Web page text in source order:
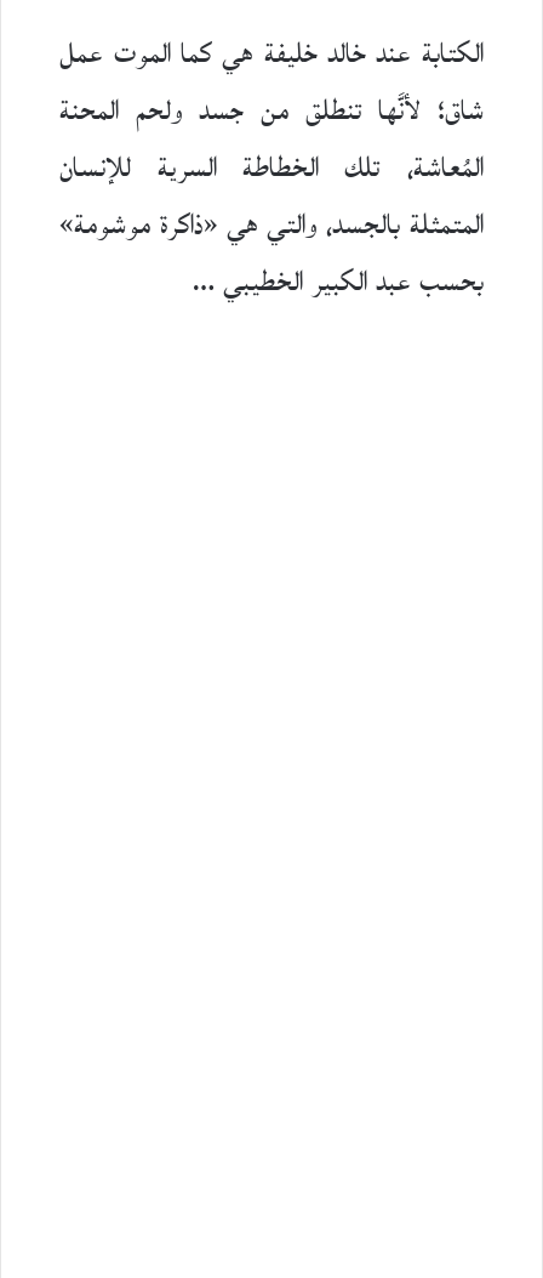
الكتابة عند خالد خليفة هي كما الموت عمل
شاق؛ لأنَّها تنطلق من جسد ولحم المحنة
المُعاشة، تلك الخطاطة السرية للإنسان
المتمثلة بالجسد، والتي هي «ذاكرة موشومة»
بحسب عبد الكبير الخطيبي …